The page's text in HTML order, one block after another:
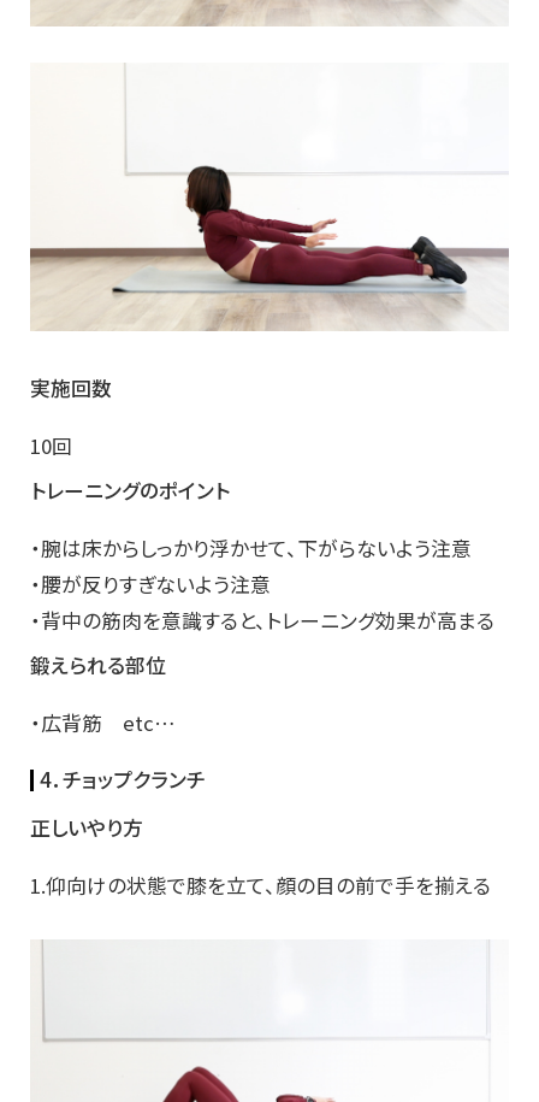
実施回数
10回
トレーニングのポイント
・腕は床からしっかり浮かせて、下がらないよう注意
・腰が反りすぎないよう注意
・背中の筋肉を意識すると、トレーニング効果が高まる
鍛えられる部位
・広背筋 etc…
4．チョップクランチ
正しいやり方
1.仰向けの状態で膝を立て、顔の目の前で手を揃える